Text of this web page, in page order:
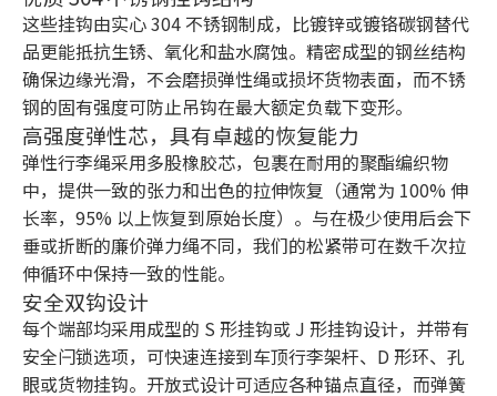
这些挂钩由实心 304 不锈钢制成，比镀锌或镀铬碳钢替代
品更能抵抗生锈、氧化和盐水腐蚀。精密成型的钢丝结构
确保边缘光滑，不会磨损弹性绳或损坏货物表面，而不锈
钢的固有强度可防止吊钩在最大额定负载下变形。
高强度弹性芯，具有卓越的恢复能力
弹性行李绳采用多股橡胶芯，包裹在耐用的聚酯编织物
中，提供一致的张力和出色的拉伸恢复（通常为 100% 伸
长率，95% 以上恢复到原始长度）。与在极少使用后会下
垂或折断的廉价弹力绳不同，我们的松紧带可在数千次拉
伸循环中保持一致的性能。
安全双钩设计
每个端部均采用成型的 S 形挂钩或 J 形挂钩设计，并带有
安全闩锁选项，可快速连接到车顶行李架杆、D 形环、孔
眼或货物挂钩。开放式设计可适应各种锚点直径，而弹簧